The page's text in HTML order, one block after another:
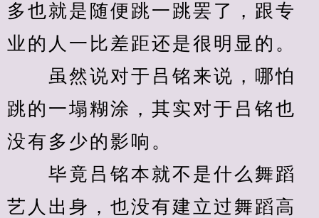
多也就是随便跳一跳罢了，跟专
业的人一比差距还是很明显的。
虽然说对于吕铭来说，哪怕
跳的一塌糊涂，其实对于吕铭也
没有多少的影响。
毕竟吕铭本就不是什么舞蹈
艺人出身，也没有建立过舞蹈高